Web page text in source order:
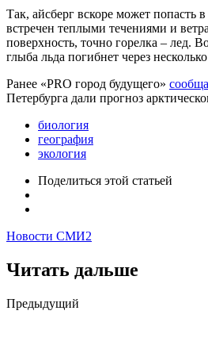
Так, айсберг вскоре может попасть
встречен теплыми течениями и
поверхность, точно горелка – лед.
глыба льда погибнет через несколько
Ранее «PRO город будущего»
Петербурга дали прогноз
биология
география
экология
Поделиться этой статьей
Новости СМИ2
Читать дальше
Post
Предыдущий